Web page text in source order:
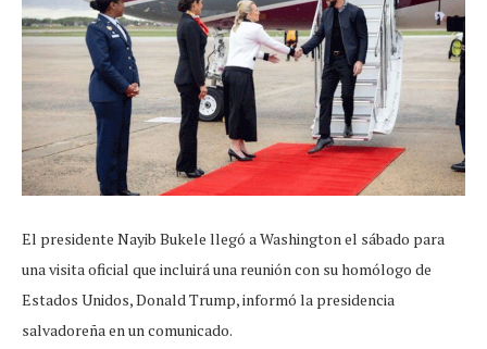
El presidente Nayib Bukele llegó a Washington el sábado para
una visita oficial que incluirá una reunión con su homólogo de
Estados Unidos, Donald Trump, informó la presidencia
salvadoreña en un comunicado.